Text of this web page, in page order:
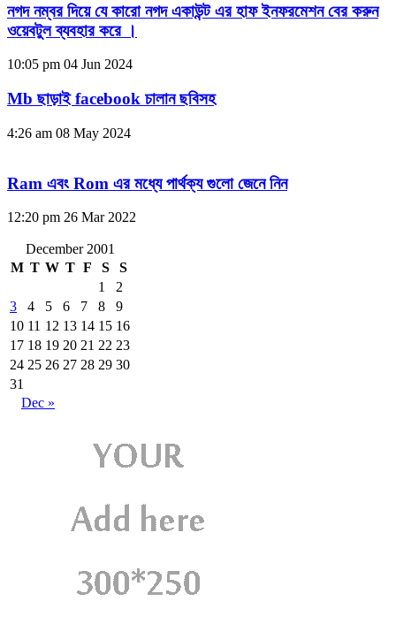
নগদ নম্বর দিয়ে যে কারো নগদ একাউন্ট এর হাফ ইনফরমেশন বের করুন
ওয়েবটুল ব্যবহার করে ।
10:05 pm 04 Jun 2024
Mb ছাড়াই facebook চালান ছবিসহ
4:26 am 08 May 2024
Ram এবং Rom এর মধ্যে পার্থক্য গুলো জেনে নিন
12:20 pm 26 Mar 2022
December 2001
M T W T F S
S
1
2
3
4 5 6 7 8
9
10 11 12 13 14 15 16
17 18 19 20 21 22 23
24 25 26 27 28 29 30
31
Dec »